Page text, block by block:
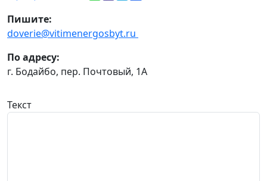
Пишите:
doverie@vitimenergosbyt.ru
По адресу:
г. Бодайбо, пер. Почтовый, 1А
Текст